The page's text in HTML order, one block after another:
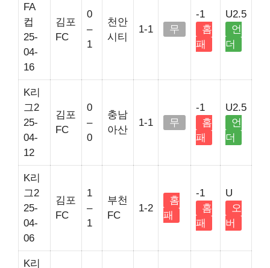
FA
컵
25-
04-
16
김포
FC
0
–
1
천안
시티
1-1 무
-1
홈
패
U2.5
언
더
K리
그2
25-
04-
12
김포
FC
0
–
0
충남
아산
1-1 무
-1
홈
패
U2.5
언
더
K리
그2
25-
04-
06
김포
FC
1
–
1
부천
FC
1-2
홈
패
-1
홈
패
U
오
버
K리